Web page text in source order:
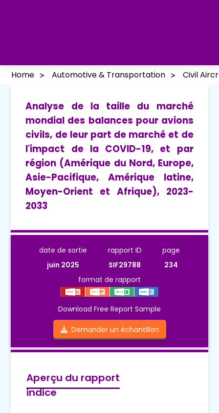
Home Automotive & Transportation Civil
Analyse de la taille du marché
mondial des balances pour avions
civils, de leur part de marché et de
l'impact de la COVID-19, et par
région (Amérique du Nord, Europe,
Asie-Pacifique, Amérique latine,
Moyen-Orient et Afrique), 2023-
2033
date de sortie
juin 2025
rapport ID
SIF29788
page
234
format de rapport
Download Free Report Sample
Demander un échantillon
Aperçu du rapport
indice